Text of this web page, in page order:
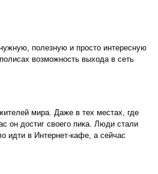
полезную и просто интересную
возможность выхода в сеть
мира. Даже в тех местах, где
он достиг своего пика. Люди стали
идти в Интернет-кафе, а сейчас